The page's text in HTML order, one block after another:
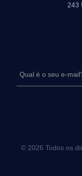
243
© 2026 Todos os